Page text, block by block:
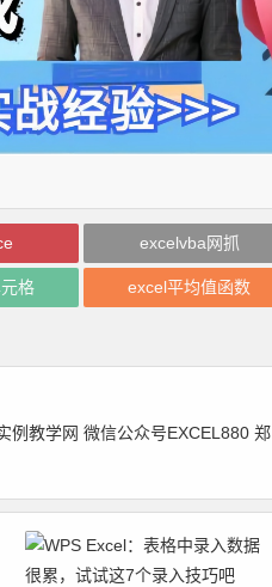
excelvba网抓
格 excel平均值函数
例教学网 微信公众号EXCEL880 郑